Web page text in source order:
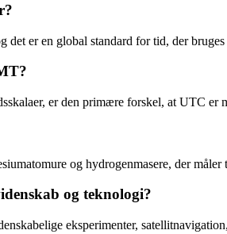
er en global standard for tid, der
er den primære forskel, at UTC er
og hydrogenmasere, der
og teknologi?
eksperimenter,